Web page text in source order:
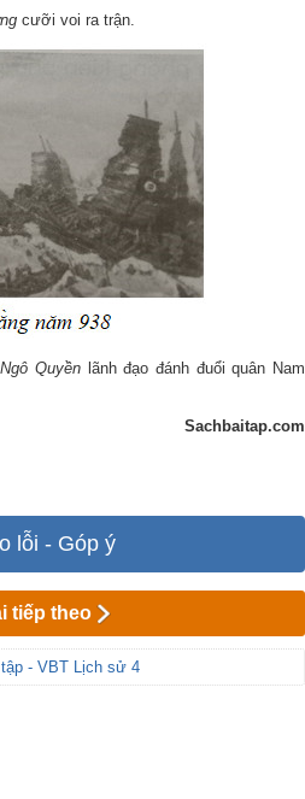
cưỡi voi ra trận.
Ngô Quyềnlãnh đạo đánh đuổi quân Nam
Sachbaitap.com
lỗi - Góp ý
tiếp theo
- VBT Lịch sử 4